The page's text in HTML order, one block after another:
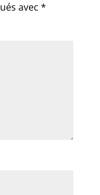
avec *